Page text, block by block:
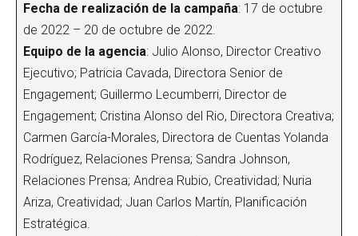
Fecha de realización de la campaña: 17 de octubre
de 2022 – 20 de octubre de 2022.
Equipo de la agencia: Julio Alonso, Director Creativo
Ejecutivo; Patricia Cavada, Directora Senior de
Engagement; Guillermo Lecumberri, Director de
Engagement; Cristina Alonso del Rio, Directora Creativa;
Carmen García-Morales, Directora de Cuentas Yolanda
Rodríguez, Relaciones Prensa; Sandra Johnson,
Relaciones Prensa; Andrea Rubio, Creatividad; Nuria
Ariza, Creatividad; Juan Carlos Martín, Planificación
Estratégica.